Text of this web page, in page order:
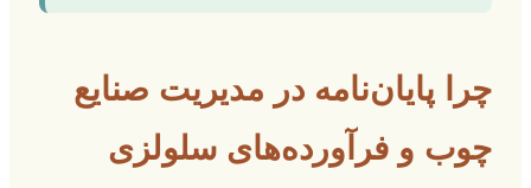
چرا پایان‌نامه در مدیریت صنایع
چوب و فرآورده‌های سلولزی